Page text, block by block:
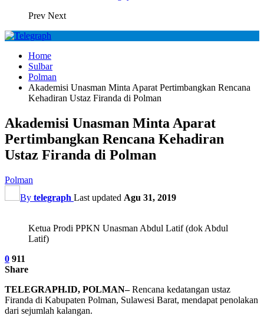
Prev Next
Home
Sulbar
Polman
Akademisi Unasman Minta Aparat Pertimbangkan Rencana
Kehadiran Ustaz Firanda di Polman
Akademisi Unasman Minta Aparat
Pertimbangkan Rencana Kehadiran
Ustaz Firanda di Polman
Polman
By telegraph Last updated Agu 31, 2019
Ketua Prodi PPKN Unasman Abdul Latif (dok Abdul
Latif)
0 911
Share
TELEGRAPH.ID, POLMAN–Rencana kedatangan ustaz
Firanda di Kabupaten Polman, Sulawesi Barat, mendapat penolakan
dari sejumlah kalangan.